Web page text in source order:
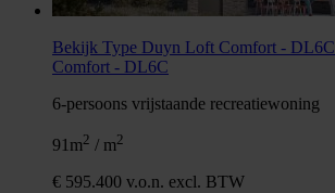
Bekijk Type Duyn Loft Comfort - DL6C
Comfort - DL6C
6-persoons vrijstaande recreatiewoning
91m2 / m2
€ 595.400 v.o.n. excl. BTW